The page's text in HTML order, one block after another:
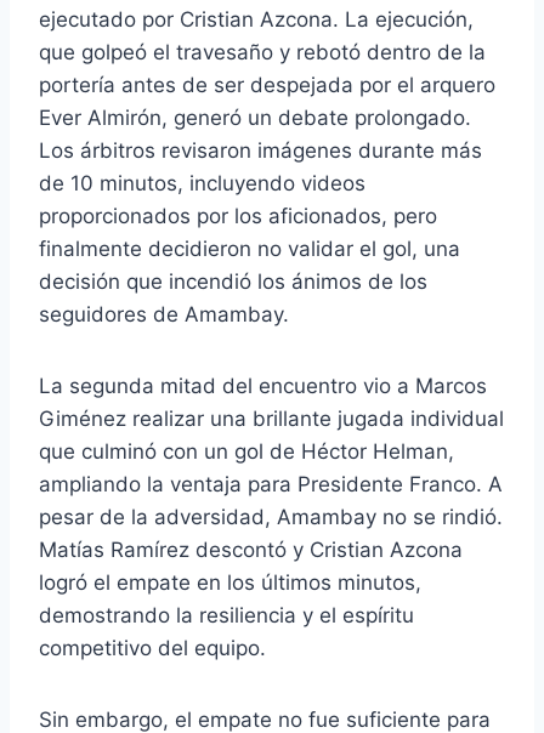
ejecutado por Cristian Azcona. La ejecución,
que golpeó el travesaño y rebotó dentro de la
portería antes de ser despejada por el arquero
Ever Almirón, generó un debate prolongado.
Los árbitros revisaron imágenes durante más
de 10 minutos, incluyendo videos
proporcionados por los aficionados, pero
finalmente decidieron no validar el gol, una
decisión que incendió los ánimos de los
seguidores de Amambay.
La segunda mitad del encuentro vio a Marcos
Giménez realizar una brillante jugada individual
que culminó con un gol de Héctor Helman,
ampliando la ventaja para Presidente Franco. A
pesar de la adversidad, Amambay no se rindió.
Matías Ramírez descontó y Cristian Azcona
logró el empate en los últimos minutos,
demostrando la resiliencia y el espíritu
competitivo del equipo.
Sin embargo, el empate no fue suficiente para